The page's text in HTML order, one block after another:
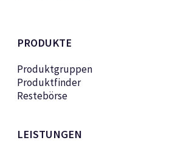
PRODUKTE
Produktgruppen
Produktfinder
Restebörse
LEISTUNGEN